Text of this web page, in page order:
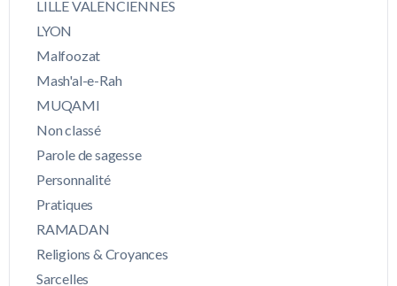
LILLE VALENCIENNES
LYON
Malfoozat
Mash'al-e-Rah
MUQAMI
Non classé
Parole de sagesse
Personnalité
Pratiques
RAMADAN
Religions & Croyances
Sarcelles